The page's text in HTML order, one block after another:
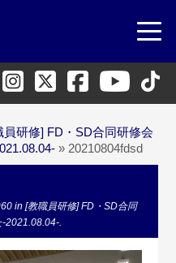
員研修] FD・SD合同研修会
» 20210804fdsd
in [教職員研修] FD・SD合同
-2021.08.04-.